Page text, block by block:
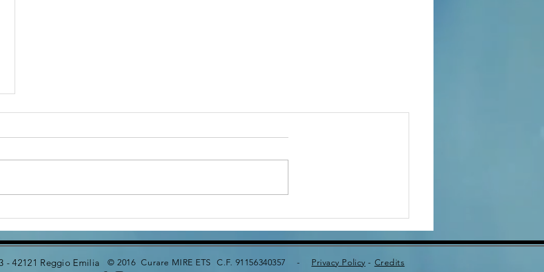
- 42121 Reggio Emilia © 2016 Curare MIRE ETS C.F. 91156340357 - Privacy Policy - Credits